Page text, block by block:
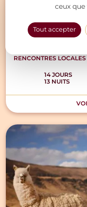
Les
Pérou
RENCONTRES LOCALES
14 JOURS
13 NUITS
ceux
Tout accepter